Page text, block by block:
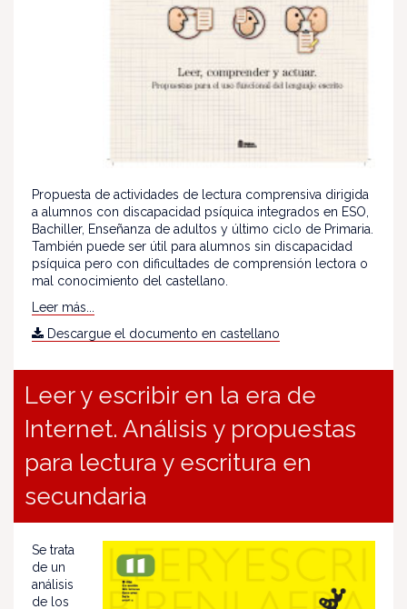
Propuesta de actividades de lectura comprensiva dirigida
a alumnos con discapacidad psíquica integrados en ESO,
Bachiller, Enseñanza de adultos y último ciclo de Primaria.
También puede ser útil para alumnos sin discapacidad
psíquica pero con dificultades de comprensión lectora o
mal conocimiento del castellano.
Leer más...
Descargue el documento en castellano
Leer y escribir en la era de
Internet. Análisis y propuestas
para lectura y escritura en
secundaria
Se trata
de un
análisis
de los